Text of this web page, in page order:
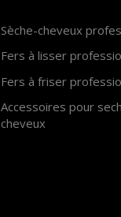
Sèche-cheveux
Fers à lisser
Fers à friser
Accessoires pour
cheveux